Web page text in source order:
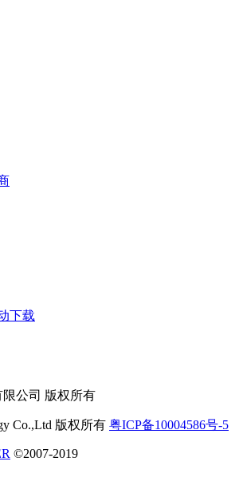
下载
公司 版权所有
Co.,Ltd 版权所有 粤ICP备10004586号-5
©2007-2019